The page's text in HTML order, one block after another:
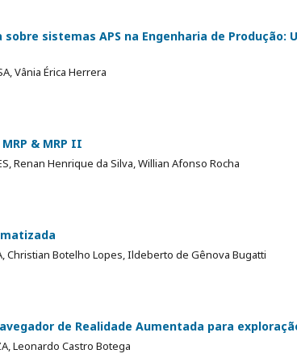
sistemas APS na Engenharia de
Vânia Érica Herrera
& MRP II
Renan Henrique da Silva, Willian Afonso Rocha
Christian Botelho Lopes, Ildeberto de Gênova Bugatti
de Realidade Aumentada para
Leonardo Castro Botega